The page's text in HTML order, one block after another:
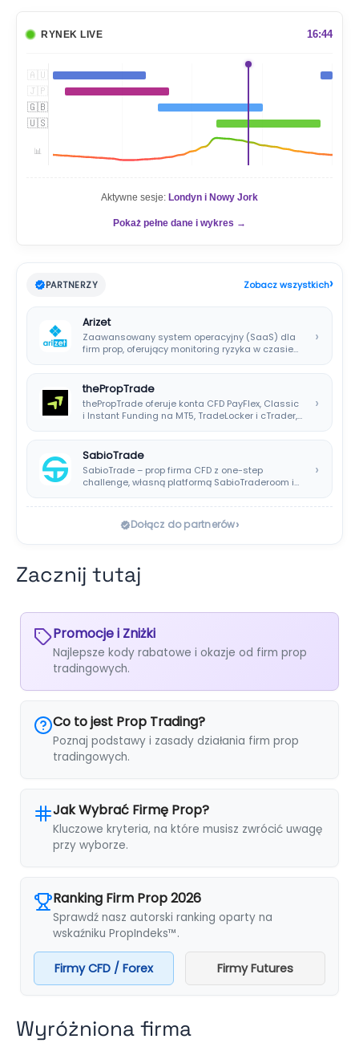
RYNEK LIVE 16:44
🇦🇺
🇯🇵
🇬🇧
🇺🇸
📊
Aktywne sesje: Londyn i Nowy Jork
Pokaż pełne dane i wykres →
PARTNERZY Zobacz wszystkich›
Arizet
Zaawansowany system operacyjny (SaaS) dla
firm prop, oferujący monitoring ryzyka w czasie
›
thePropTrade
thePropTrade oferuje konta CFD PayFlex, Classic
i Instant Funding na MT5, TradeLocker i cTrader,…
›
SabioTrade
SabioTrade – prop firma CFD z one-step
challenge, własną platformą SabioTraderoom i
›
Dołącz do partnerów›
Zacznij tutaj
Promocje i Zniżki
Najlepsze kody rabatowe i okazje od firm prop
tradingowych.
Co to jest Prop Trading?
Poznaj podstawy i zasady działania firm prop
tradingowych.
Jak Wybrać Firmę Prop?
Kluczowe kryteria, na które musisz zwrócić uwagę
przy wyborze.
Ranking Firm Prop 2026
Sprawdź nasz autorski ranking oparty na
wskaźniku PropIndeks™.
Firmy CFD / Forex Firmy Futures
Wyróżniona firma